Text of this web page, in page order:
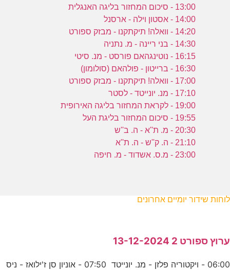
13:00 - סיכום המחזור בליגה האנגלית
14:00 - אסטון וילה - ארסנל
14:20 - וואלה! תיקתקנו - מבזק ספורט
14:30 - בני ריינה - מ. נתניה
16:15 - נוטינגהאם פורסט - מנ. סיטי
16:30 - ברייטון - פולהאם (סולומון)
17:00 - וואלה! תיקתקנו - מבזק ספורט
17:10 - מנ. יונייטד - לסטר
19:00 - לקראת המחזור בליגה האירופית
19:55 - סיכום המחזור בליגת העל
20:30 - מ. ת''א - ה. ב''ש
21:10 - ה. ק''ש - ה. ת''א
23:00 - מ.ס. אשדוד - מ. חיפה
לוחות שידור יומיים אחרונים
ערוץ ספורט 2 13-12-2024
06:00 - ויקטוריה פלזן - מנ. יונייטד 07:50 - אוניון סן ז'ילואז - ניס